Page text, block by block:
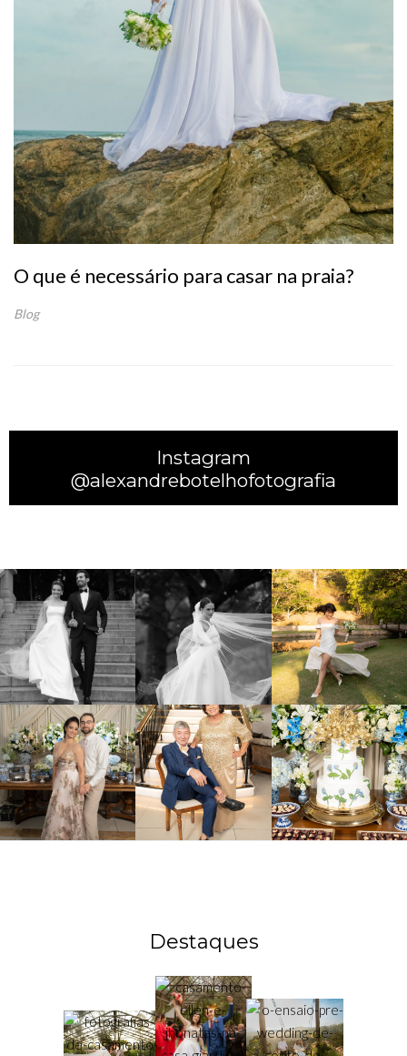
O que é necessário para casar na praia?
Blog
Instagram
@alexandrebotelhofotografia
Destaques